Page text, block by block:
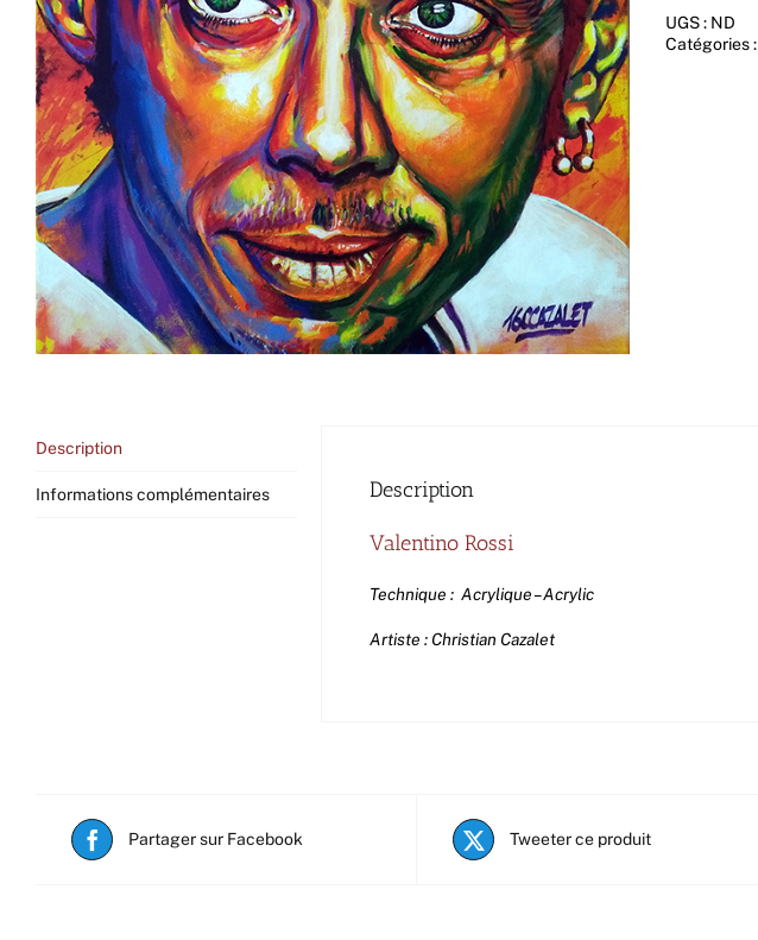
UGS : ND
Catégories :
Description
Informations complémentaires Description
Valentino Rossi
Technique : Acrylique – Acrylic
Artiste : Christian Cazalet
Partager sur Facebook Tweeter ce produit